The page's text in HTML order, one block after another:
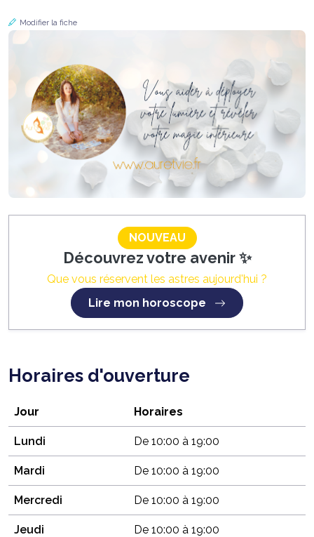
Modifier la fiche
NOUVEAU
Découvrez votre avenir ✨
Que vous réservent les astres aujourd'hui ?
Lire mon horoscope
Horaires d'ouverture
Jour Horaires
Lundi De 10:00 à 19:00
Mardi De 10:00 à 19:00
Mercredi De 10:00 à 19:00
Jeudi De 10:00 à 19:00